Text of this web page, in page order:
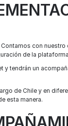
con
de la
y tendrán un
de Chile y en
esta manera.